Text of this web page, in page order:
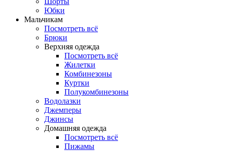
Юбки
Мальчикам
Посмотреть всё
Брюки
Верхняя одежда
Посмотреть всё
Жилетки
Комбинезоны
Куртки
Полукомбинезоны
Водолазки
Джемперы
Джинсы
Домашняя одежда
Посмотреть всё
Пижамы